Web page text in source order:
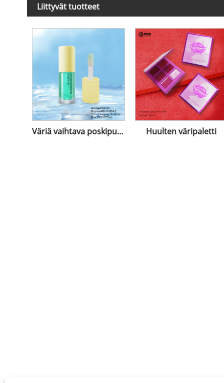
Liittyvät tuotteet
Väriä vaihtava poskipunaöljy Huulten väripaletti